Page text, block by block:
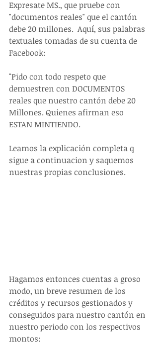
Expresate MS., que pruebe con
"documentos reales" que el cantón
debe 20 millones.  Aquí, sus palabras
textuales tomadas de su cuenta de
Facebook:
"Pido con todo respeto que
demuestren con DOCUMENTOS
reales que nuestro cantón debe 20
Millones. Quienes afirman eso
ESTAN MINTIENDO.
Leamos la explicación completa q
sigue a continuacion y saquemos
nuestras propias conclusiones.
Hagamos entonces cuentas a groso
modo, un breve resumen de los
créditos y recursos gestionados y
conseguidos para nuestro cantón en
nuestro periodo con los respectivos
montos: